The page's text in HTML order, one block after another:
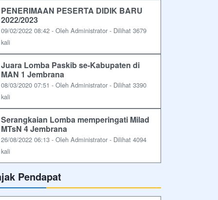
PENERIMAAN PESERTA DIDIK BARU
2022/2023
09/02/2022 08:42 - Oleh Administrator - Dilihat 3679
kali
Juara Lomba Paskib se-Kabupaten di
MAN 1 Jembrana
08/03/2020 07:51 - Oleh Administrator - Dilihat 3390
kali
Serangkaian Lomba memperingati Milad
MTsN 4 Jembrana
26/08/2022 06:13 - Oleh Administrator - Dilihat 4094
kali
Pendapat